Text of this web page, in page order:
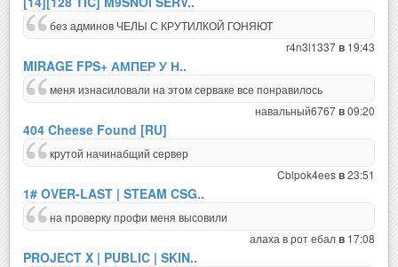
без админов ЧЕЛЫ С КРУТИЛКОЙ ГОНЯЮТ
r4n3l1337в 19:43
MIRAGE FPS+ АМПЕР У Н..
меня изнасиловали на этом серваке все понравилось
навальный6767в09:20
404 Cheese Found [RU]
крутой начинабщий сервер
Cblpok4eesв23:51
1# OVER-LAST | STEAM CSG..
на проверку профи меня высовили
алаха в рот ебалв 17:08
PROJECT X | PUBLIC | SKIN..